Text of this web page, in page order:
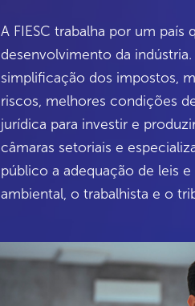
A FIESC trabalha por um país
desenvolvimento da
simplificação dos impostos,
riscos, melhores condições
jurídica para investir e
câmaras setoriais e
público a adequação de leis
ambiental, o trabalhista e o